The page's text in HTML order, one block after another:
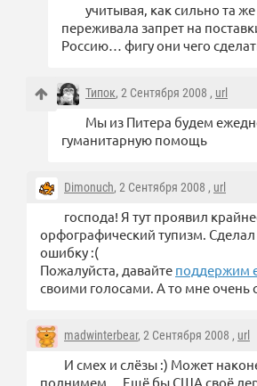
учитывая, как сильно та
переживала запрет на
Россию… фигу они чего
Типок, 2 Сентября 2008 , url
Мы из Питера будем
гуманитарную помощь
Dimonuch, 2 Сентября 2008 , url
господа! Я тут проявил
орфографический тупизм. Сделал
ошибку :(
Пожалуйста, давайте поддержим
своими голосами. А то мне очень
madwinterbear, 2 Сентября 2008 , url
И смех и слёзы :) Может
поднимем… Ещё бы США своё